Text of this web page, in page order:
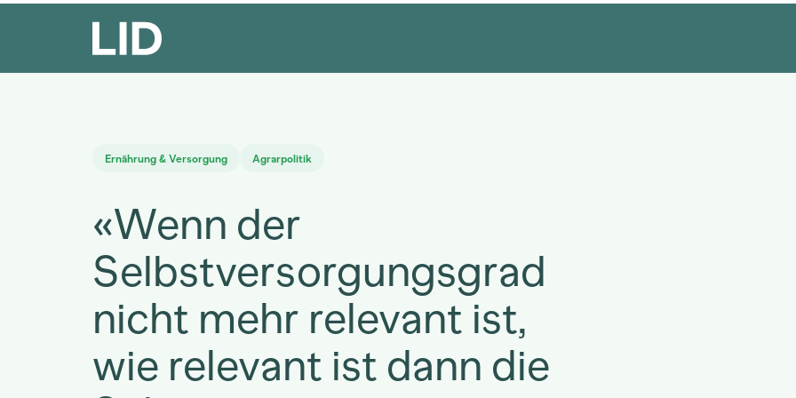
Ernährung & Versorgung Agrarpolitik
«Wenn der
Selbstversorgungsgrad
nicht mehr relevant ist,
wie relevant ist dann die